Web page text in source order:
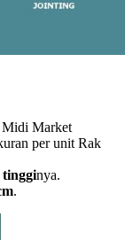
Midi Market
per unit Rak
tingginya.
.